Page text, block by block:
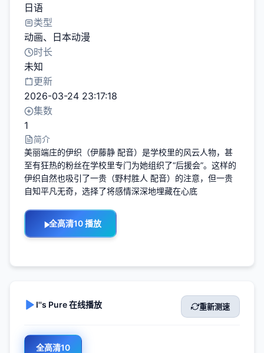
日语
类型
动画、
日本动漫
时长
未知
更新
2026-03-24 23:17:18
集数
1
简介
美丽端庄的伊织（伊藤静 配音）是学校里的风云人物，甚
至有狂热的粉丝在学校里专门为她组织了“后援会”。这样的
伊织自然也吸引了一贵（野村胜人 配音）的注意，但一贵
自知平凡无奇，选择了将感情深深地埋藏在心底
全高清10 播放
I''s Pure 在线播放 重新测速
全高清10